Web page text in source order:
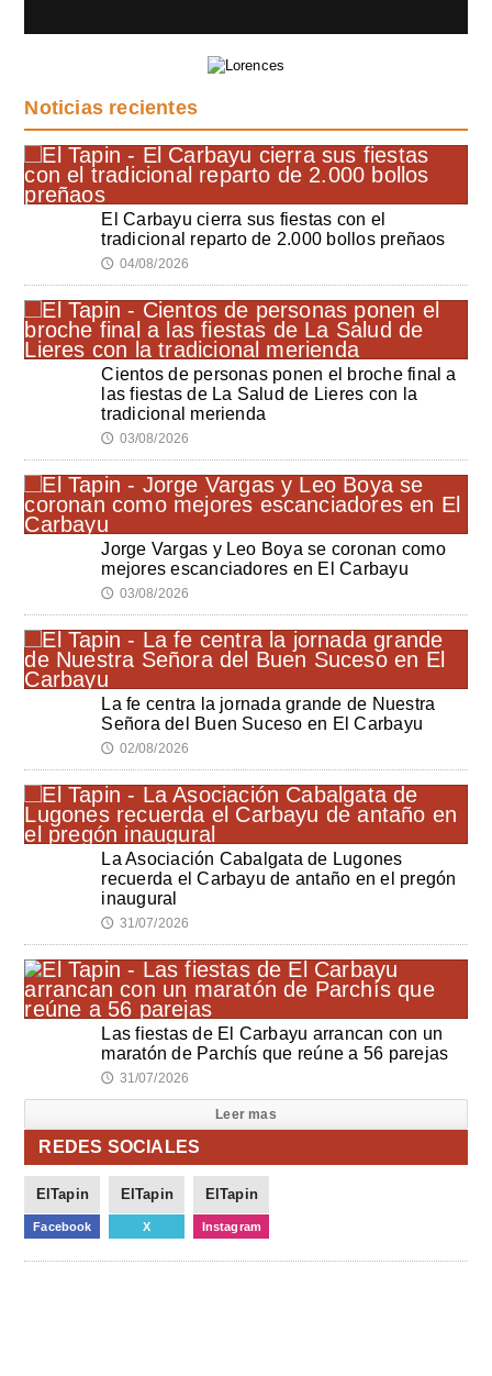
Noticias recientes
El Carbayu cierra sus fiestas con el
tradicional reparto de 2.000 bollos preñaos
🕔 04/08/2026
Cientos de personas ponen el broche final a
las fiestas de La Salud de Lieres con la
tradicional merienda
🕔 03/08/2026
Jorge Vargas y Leo Boya se coronan como
mejores escanciadores en El Carbayu
🕔 03/08/2026
La fe centra la jornada grande de Nuestra
Señora del Buen Suceso en El Carbayu
🕔 02/08/2026
La Asociación Cabalgata de Lugones
recuerda el Carbayu de antaño en el pregón
inaugural
🕔 31/07/2026
Las fiestas de El Carbayu arrancan con un
maratón de Parchís que reúne a 56 parejas
🕔 31/07/2026
Leer mas
REDES SOCIALES
ElTapin
Facebook
ElTapin
X
ElTapin
Instagram